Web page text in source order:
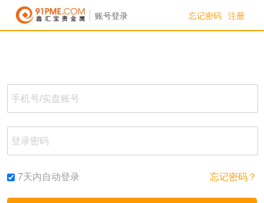
账号登录 忘记密码 注册
7天内自动登录 忘记密码？